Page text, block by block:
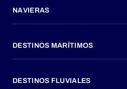
NAVIERAS
DESTINOS MARÍTIMOS
DESTINOS FLUVIALES